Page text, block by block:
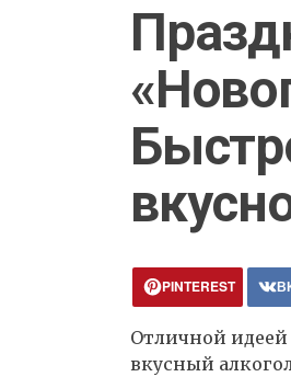
PINTEREST
Отличной идеей
вкусный